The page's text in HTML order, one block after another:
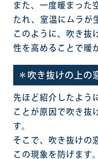
また、一度暖まった
たれ、室温にムラが
このように、吹き抜
性を高めることで暖
＊吹き抜けの上の
先ほど紹介したよう
ことが原因で吹き抜
す。
そこで、吹き抜けの
この現象を防げます。